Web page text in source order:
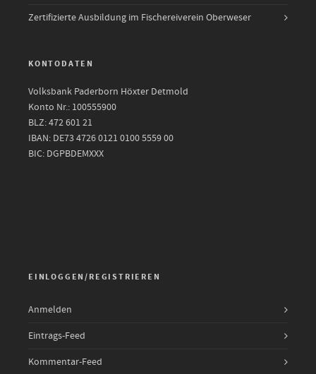
Zertifizierte Ausbildung im Fischereiverein Oberweser
KONTODATEN
Volksbank Paderborn Höxter Detmold
Konto Nr.: 100555900
BLZ: 472 601 21
IBAN: DE73 4726 0121 0100 5559 00
BIC: DGPBDEMXXX
EINLOGGEN/REGISTRIEREN
Anmelden
Eintrags-Feed
Kommentar-Feed